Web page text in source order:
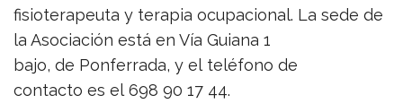
fisioterapeuta y terapia ocupacional. La sede de
la Asociación está en Vía Guiana 1
bajo, de Ponferrada, y el teléfono de
contacto es el 698 90 17 44.